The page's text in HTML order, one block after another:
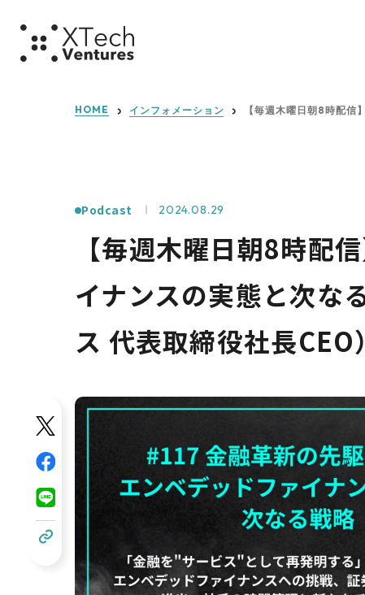
HOME インフォメーション 【毎週木曜日朝8時配
Podcast 2024.08.29
【毎週木曜日朝8時配
イナンスの実態と次な
ス 代表取締役社長